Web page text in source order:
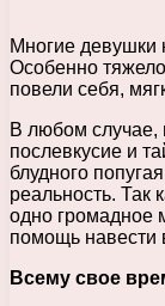
Многие девушки
Особенно
повели себя,
В любом случае,
послевкусие и
блудного
реальность. Так
одно громадное
помощь навести
Всему свое